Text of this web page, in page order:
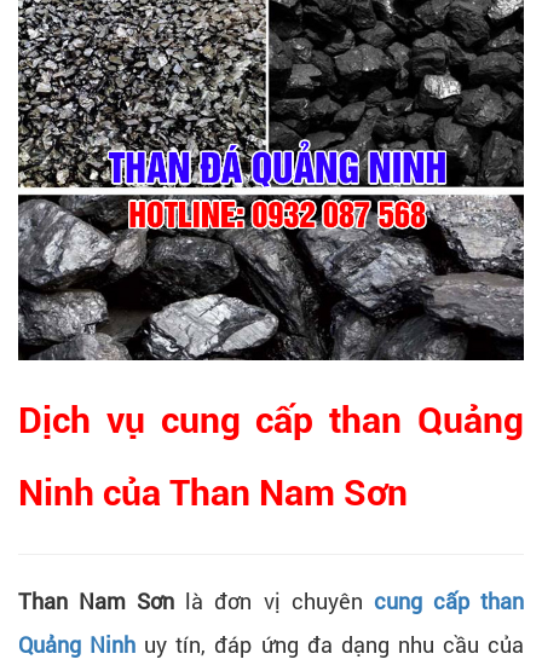
Dịch vụ cung cấp than Quảng
Ninh của Than Nam Sơn
Than Nam Sơn là đơn vị chuyên cung cấp than
Quảng Ninh uy tín, đáp ứng đa dạng nhu cầu của